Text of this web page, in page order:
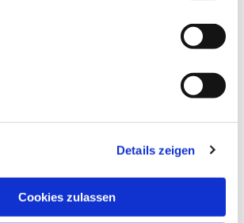
Details zeigen
Cookies zulassen
interessieren